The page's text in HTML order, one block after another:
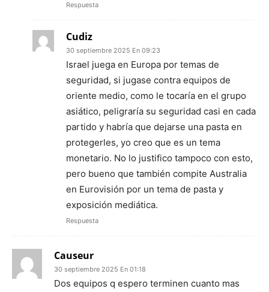
Respuesta
Cudiz
30 septiembre 2025 En 09:23
Israel juega en Europa por temas de
seguridad, si jugase contra equipos de
oriente medio, como le tocaría en el grupo
asiático, peligraría su seguridad casi en cada
partido y habría que dejarse una pasta en
protegerles, yo creo que es un tema
monetario. No lo justifico tampoco con esto,
pero bueno que también compite Australia
en Eurovisión por un tema de pasta y
exposición mediática.
Respuesta
Causeur
30 septiembre 2025 En 01:18
Dos equipos q espero terminen cuanto mas